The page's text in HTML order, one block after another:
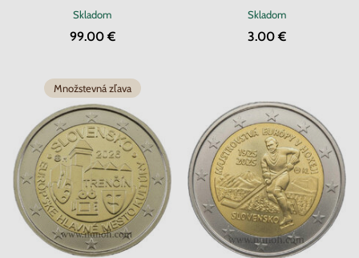
Skladom
99.00 €
Skladom
3.00 €
Množstevná zľava